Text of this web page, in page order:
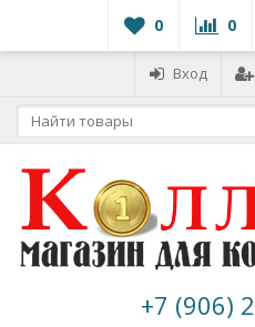
0 0
Вход
+7 (906)